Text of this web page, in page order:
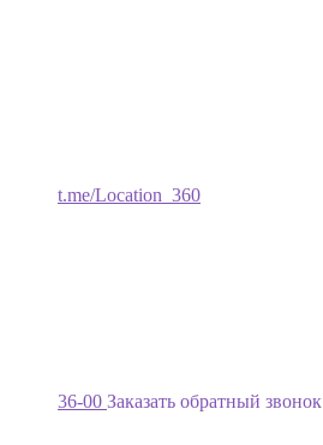
t.me/Location_360
36-00 Заказать обратный звонок